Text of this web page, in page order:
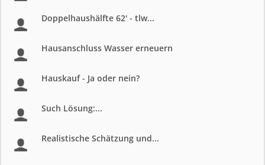
Doppelhaushälfte 62' - tlw...
Hausanschluss Wasser erneuern
Hauskauf - Ja oder nein?
Such Lösung:...
Realistische Schätzung und...